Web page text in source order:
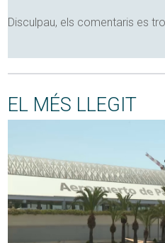
Disculpau, els comentaris es
EL MÉS LLEGIT